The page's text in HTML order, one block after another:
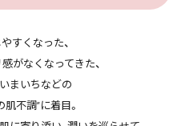
すくなった、
がなくなってきた、
まいちなどの
不調”に着目。